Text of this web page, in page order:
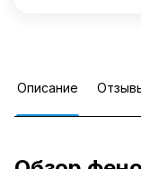
Описание